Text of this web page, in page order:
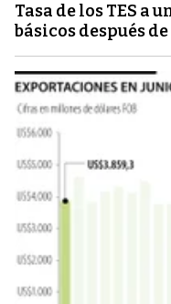
Tasa de los TES a
básicos después